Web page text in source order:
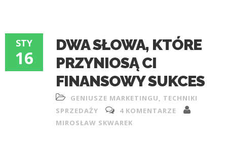
STY
16
DWA SŁOWA, KTÓRE
PRZYNIOSĄ CI
FINANSOWY SUKCES
GENIUSZE MARKETINGU, TECHNIKI
SPRZEDAŻY
4 KOMENTARZE
MIROSŁAW SKWAREK